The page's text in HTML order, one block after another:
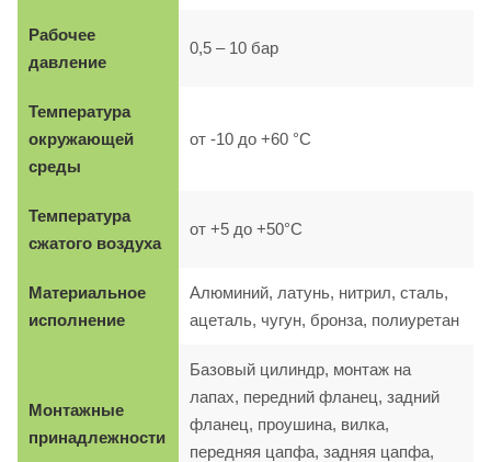
Рабочее
давление
0,5 – 10 бар
Температура
окружающей
среды
от -10 до +60 °C
Температура
сжатого воздуха
от +5 до +50°C
Материальное
исполнение
Алюминий, латунь, нитрил, сталь,
ацеталь, чугун, бронза, полиуретан
Монтажные
принадлежности
Базовый цилиндр, монтаж на
лапах, передний фланец, задний
фланец, проушина, вилка,
передняя цапфа, задняя цапфа,